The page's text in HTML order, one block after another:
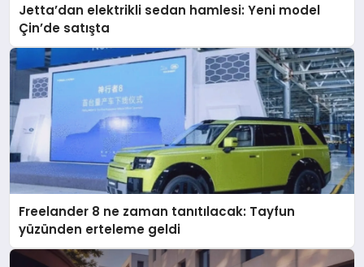
Jetta’dan elektrikli sedan hamlesi: Yeni model
Çin’de satışta
Freelander 8 ne zaman tanıtılacak: Tayfun
yüzünden erteleme geldi